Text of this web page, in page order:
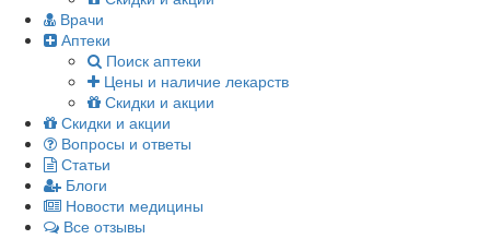
Врачи
Аптеки
Поиск аптеки
Цены и наличие лекарств
Скидки и акции
Скидки и акции
Вопросы и ответы
Статьи
Блоги
Новости медицины
Все отзывы